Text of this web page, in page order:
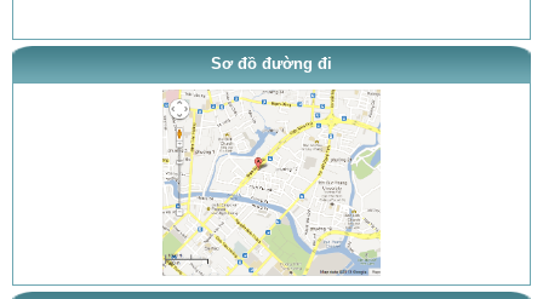
Sơ đồ đường đi
tra ty, béc của bơm theo tai l...
tra ty, béc của bơm theo tai l...
cân lưu lượng bơm theo tài liệ...
Chuyên cân chỉnh bơm béc theo...